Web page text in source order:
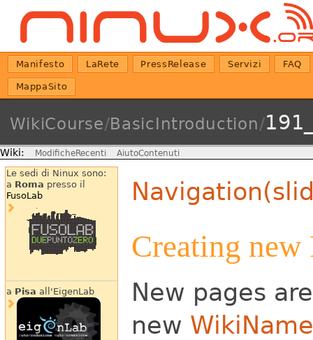
Manifesto LaRete PressRelease Servizi FAQ
MappaSito
WikiCourse/BasicIntroduction/
Wiki: ModificheRecenti AiutoContenuti
Le sedi di Ninux sono:
a Roma presso il
FusoLab
a Pisa all'EigenLab
Creating new
New pages
new WikiName